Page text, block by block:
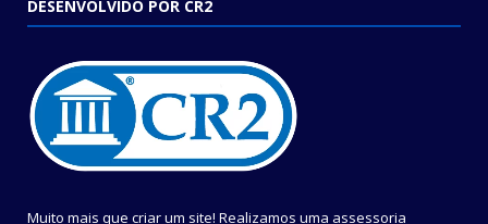
DESENVOLVIDO POR CR2
Muito mais que criar um site! Realizamos uma assessoria